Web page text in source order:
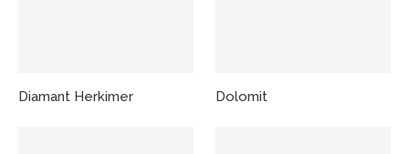
Diamant Herkimer Dolomit